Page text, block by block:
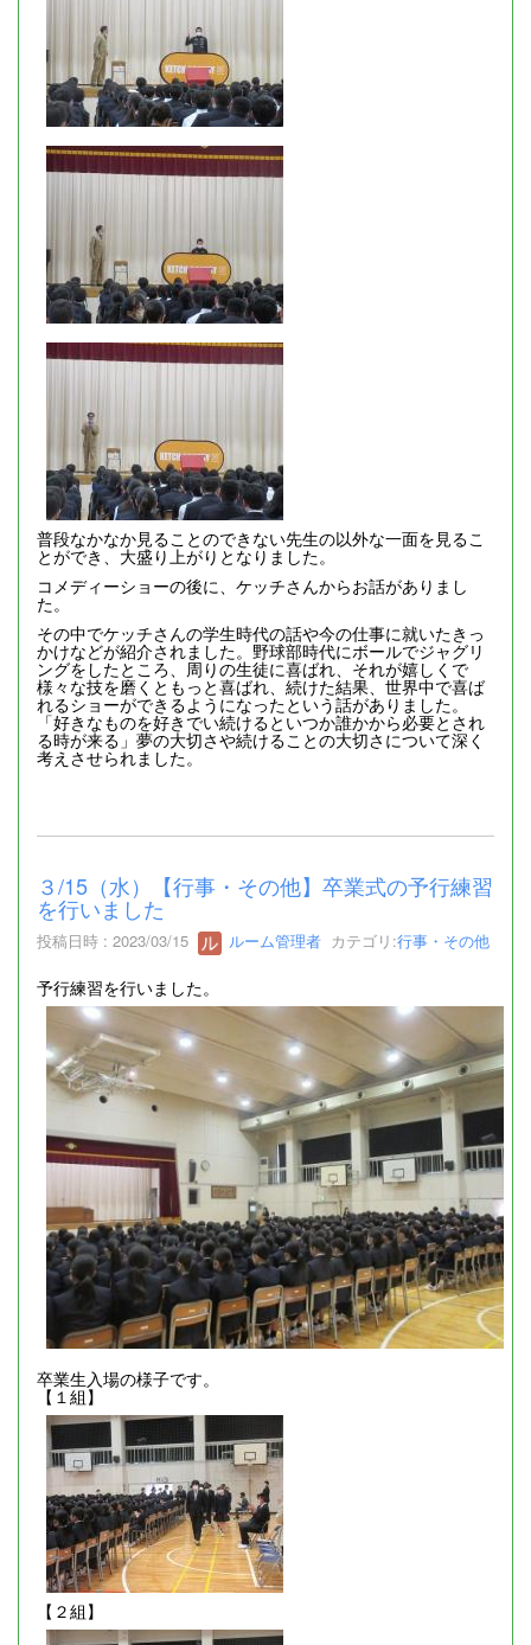
普段なかなか見ることのできない先生の以外な一面を見るこ
とができ、大盛り上がりとなりました。
コメディーショーの後に、ケッチさんからお話がありまし
た。
その中でケッチさんの学生時代の話や今の仕事に就いたきっ
かけなどが紹介されました。野球部時代にボールでジャグリ
ングをしたところ、周りの生徒に喜ばれ、それが嬉しくで
様々な技を磨くともっと喜ばれ、続けた結果、世界中で喜ば
れるショーができるようになったという話がありました。
「好きなものを好きでい続けるといつか誰かから必要とされ
る時が来る」夢の大切さや続けることの大切さについて深く
考えさせられました。
３/15（水）【行事・その他】卒業式の予行練習
を行いました
投稿日時 : 2023/03/15 ルーム管理者 カテゴリ:行事・その他
予行練習を行いました。
卒業生入場の様子です。
【１組】
【２組】